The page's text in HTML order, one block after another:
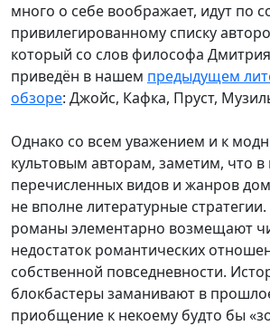
много о себе воображает, идут по
привилегированному списку
который со слов философа Дмитрия
приведён в нашем предыдущем
обзоре: Джойс, Кафка, Пруст,
Однако со всем уважением и к
культовым авторам, заметим, что в
перечисленных видов и жанров
не вполне литературные
романы элементарно возмещают
недостаток романтических
собственной повседневности.
блокбастеры заманивают в
приобщение к некоему будто бы